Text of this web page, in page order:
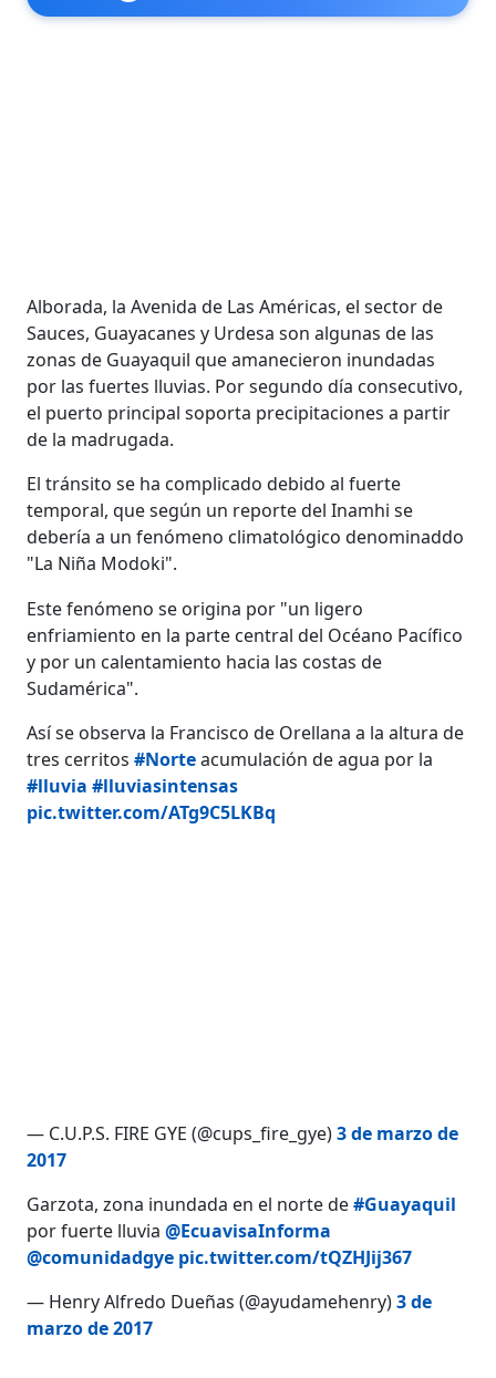
Alborada, la Avenida de Las Américas, el sector de
Sauces, Guayacanes y Urdesa son algunas de las
zonas de Guayaquil que amanecieron inundadas
por las fuertes lluvias. Por segundo día consecutivo,
el puerto principal soporta precipitaciones a partir
de la madrugada.
El tránsito se ha complicado debido al fuerte
temporal, que según un reporte del Inamhi se
debería a un fenómeno climatológico denominaddo
"La Niña Modoki".
Este fenómeno se origina por "un ligero
enfriamiento en la parte central del Océano Pacífico
y por un calentamiento hacia las costas de
Sudamérica".
Así se observa la Francisco de Orellana a la altura de
tres cerritos#Norteacumulación de agua por la
#lluvia #lluviasintensas
pic.twitter.com/ATg9C5LKBq
— C.U.P.S. FIRE GYE (@cups_fire_gye)3 de marzo de
2017
Garzota, zona inundada en el norte de#Guayaquil
por fuerte lluvia@EcuavisaInforma
@comunidadgye pic.twitter.com/tQZHJij367
— Henry Alfredo Dueñas (@ayudamehenry)3 de
marzo de 2017